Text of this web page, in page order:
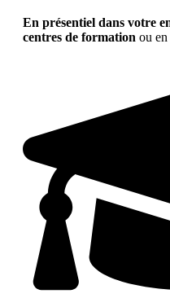
En présentiel dans votre
centres de formation ou en